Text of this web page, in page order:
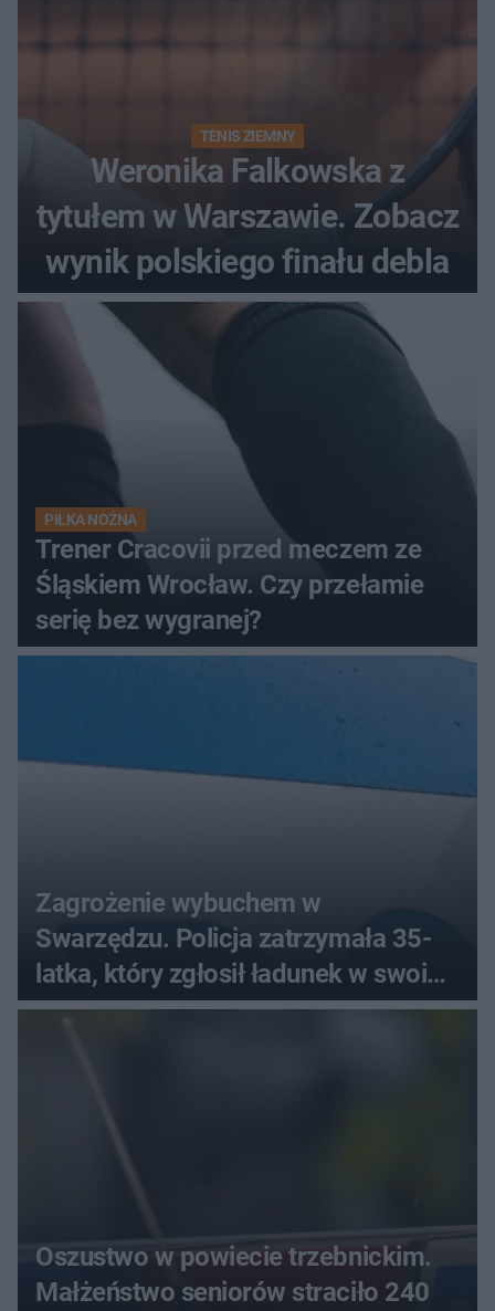
TENIS ZIEMNY
Weronika Falkowska z
tytułem w Warszawie. Zobacz
wynik polskiego finału debla
PIŁKA NOŻNA
Trener Cracovii przed meczem ze
Śląskiem Wrocław. Czy przełamie
serię bez wygranej?
Zagrożenie wybuchem w
Swarzędzu. Policja zatrzymała 35-
latka, który zgłosił ładunek w swoim
aucie
Oszustwo w powiecie trzebnickim.
Małżeństwo seniorów straciło 240